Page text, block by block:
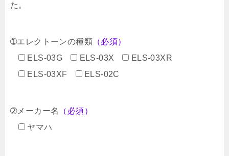
た。
➀エレクトーンの種類 （必須）
ELS-03G
ELS-03X
ELS-03XR
ELS-03XF
ELS-02C
➁メーカー名
（必須）
ヤマハ